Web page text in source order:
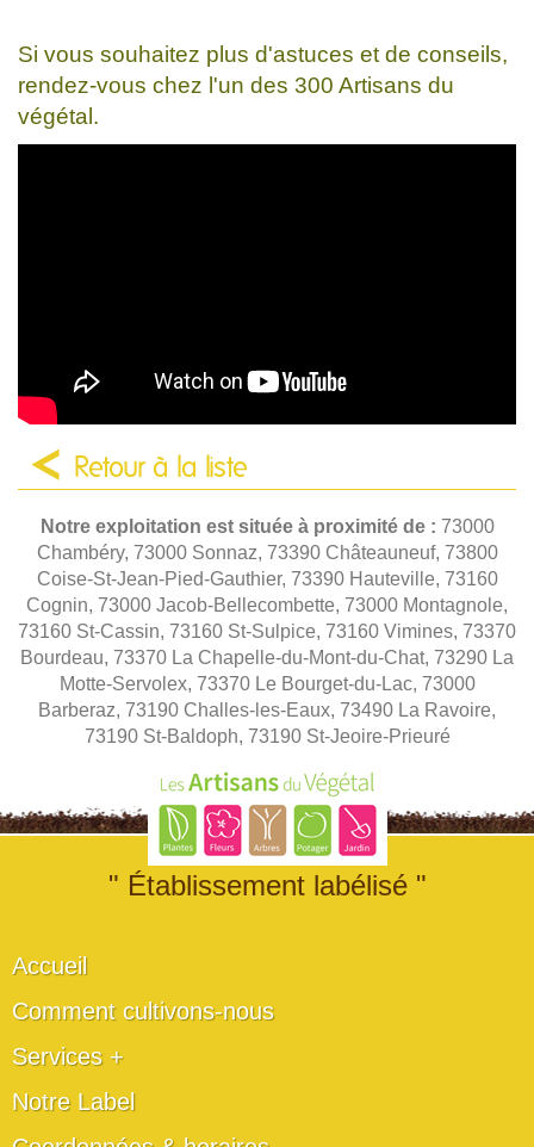
Si vous souhaitez plus d'astuces et de conseils,
rendez-vous chez l'un des 300 Artisans du
végétal.
Retour à la liste
Notre exploitation est située à proximité de : 73000
Chambéry, 73000 Sonnaz, 73390 Châteauneuf, 73800
Coise-St-Jean-Pied-Gauthier, 73390 Hauteville, 73160
Cognin, 73000 Jacob-Bellecombette, 73000 Montagnole,
73160 St-Cassin, 73160 St-Sulpice, 73160 Vimines, 73370
Bourdeau, 73370 La Chapelle-du-Mont-du-Chat, 73290 La
Motte-Servolex, 73370 Le Bourget-du-Lac, 73000
Barberaz, 73190 Challes-les-Eaux, 73490 La Ravoire,
73190 St-Baldoph, 73190 St-Jeoire-Prieuré
" Établissement labélisé "
Accueil
Comment cultivons-nous
Services +
Notre Label